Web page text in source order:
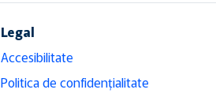
Legal
Accesibilitate
Politica de confidențialitate